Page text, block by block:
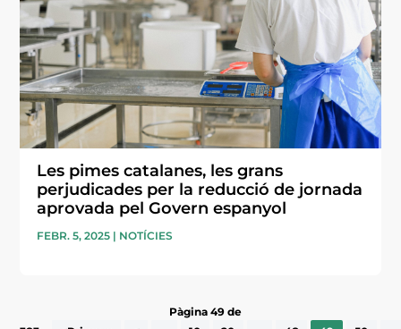
Les pimes catalanes, les grans
perjudicades per la reducció de jornada
aprovada pel Govern espanyol
FEBR. 5, 2025 | NOTÍCIES
Pàgina 49 de